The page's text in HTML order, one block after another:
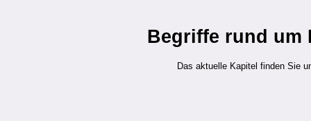
Begriffe rund um
Das aktuelle Kapitel finden Sie